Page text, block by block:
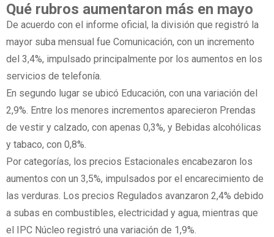
Qué rubros aumentaron más en mayo
De acuerdo con el informe oficial, la división que registró la
mayor suba mensual fue Comunicación, con un incremento
del 3,4%, impulsado principalmente por los aumentos en los
servicios de telefonía.
En segundo lugar se ubicó Educación, con una variación del
2,9%. Entre los menores incrementos aparecieron Prendas
de vestir y calzado, con apenas 0,3%, y Bebidas alcohólicas
y tabaco, con 0,8%.
Por categorías, los precios Estacionales encabezaron los
aumentos con un 3,5%, impulsados por el encarecimiento de
las verduras. Los precios Regulados avanzaron 2,4% debido
a subas en combustibles, electricidad y agua, mientras que
el IPC Núcleo registró una variación de 1,9%.